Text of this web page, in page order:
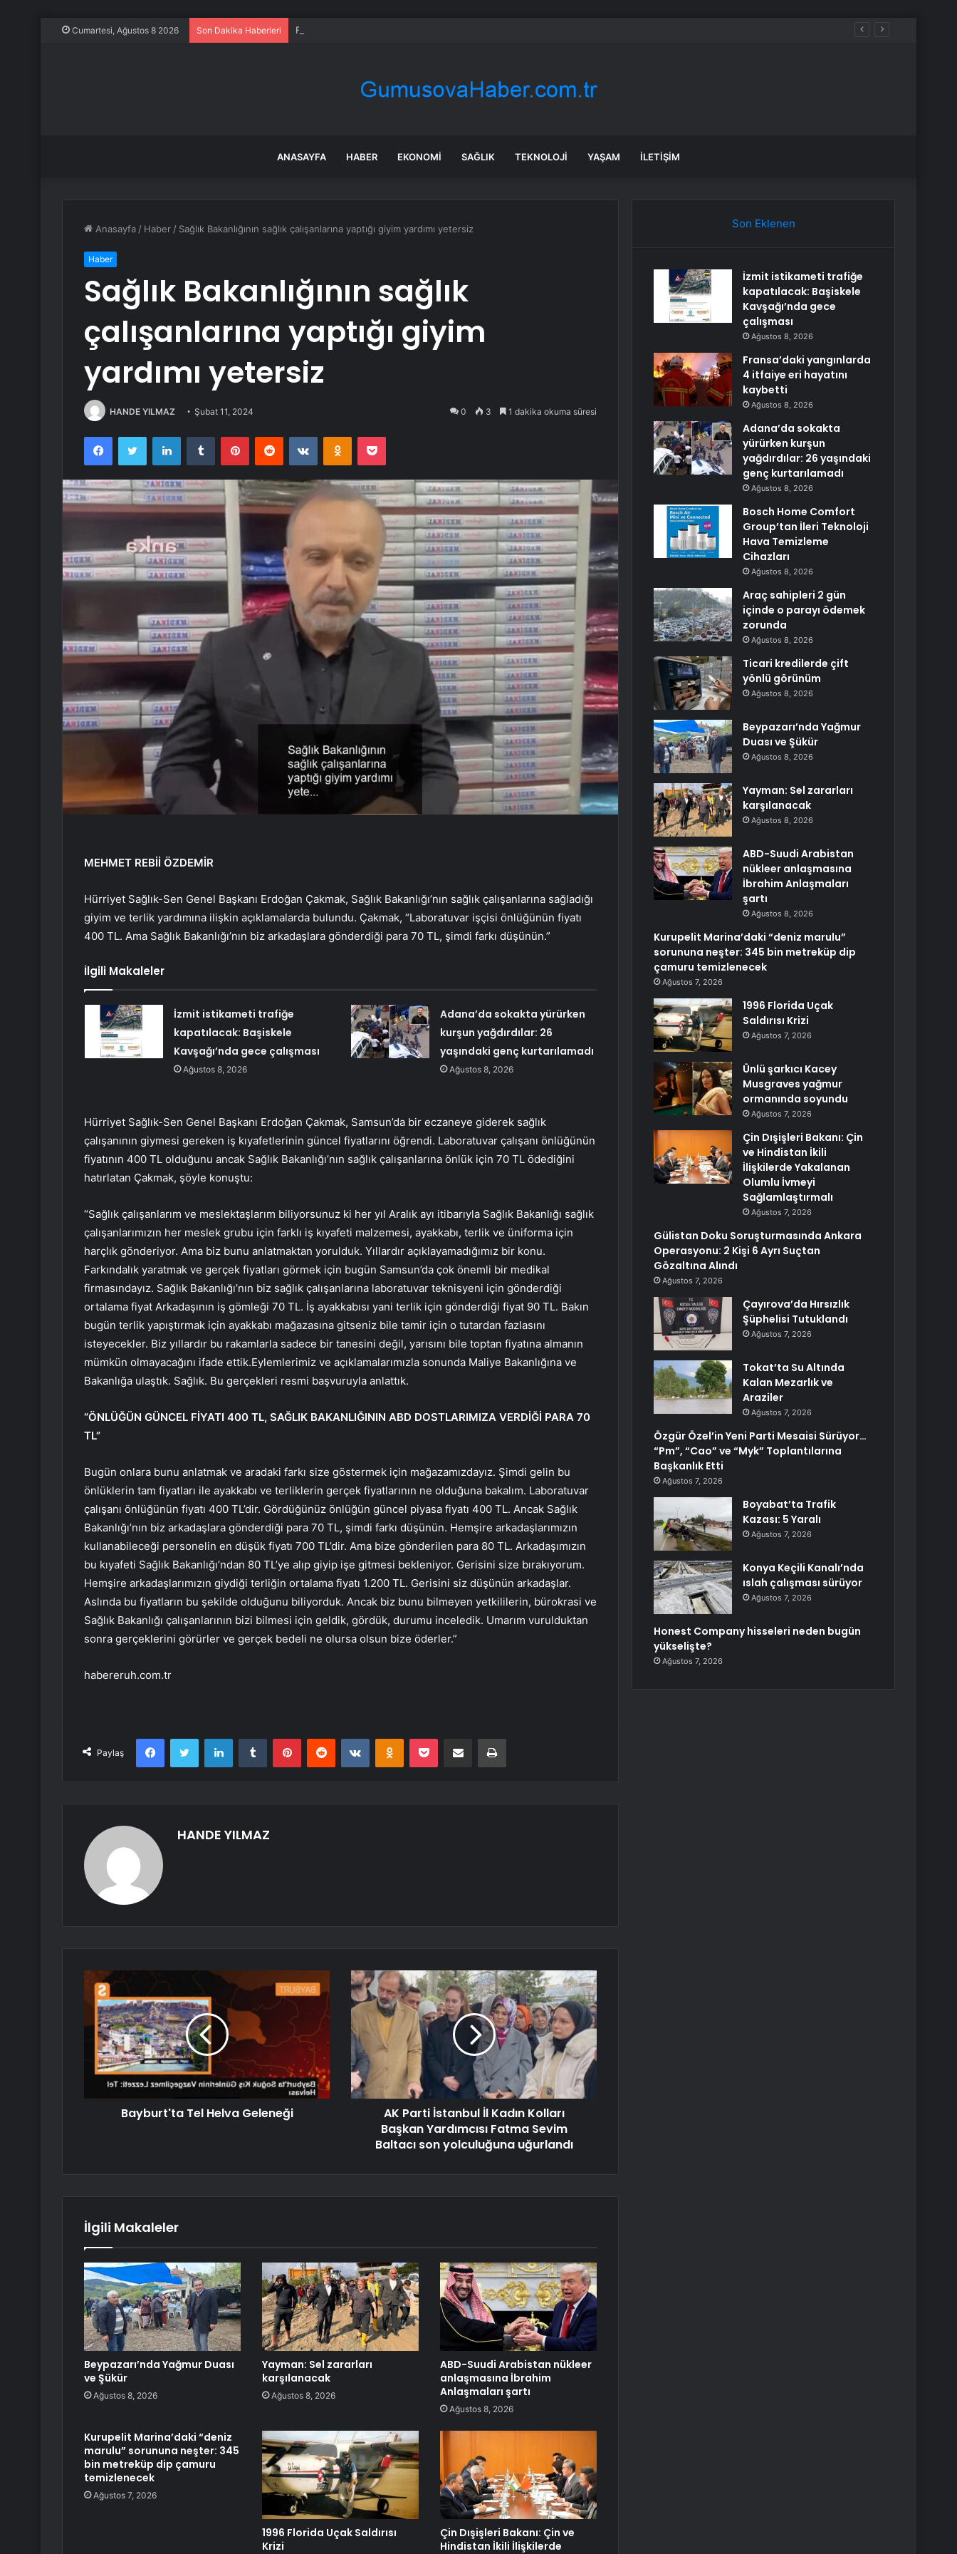
Cumartesi, Ağustos 8 2026 Son Dakika Haberleri Fransa’daki yangınlarda 4 itfaiye eri hayatını kaybetti
ANASAYFA HABER EKONOMI SAĞLIK TEKNOLOJI YAŞAM İLETIŞIM
Anasayfa / Haber / Sağlık Bakanlığının sağlık çalışanlarına yaptığı giyim yardımı yetersiz
Haber
Sağlık Bakanlığının sağlık
çalışanlarına yaptığı giyim
yardımı yetersiz
HANDE YILMAZ Şubat 11, 2024 0 3 1 dakika okuma süresi
FacebookTwitter LinkedInTumblr PinterestReddit VKontakteOdnoklassniki
Pocket
MEHMET REBİİ ÖZDEMİR
Hürriyet Sağlık-Sen Genel Başkanı Erdoğan Çakmak, Sağlık Bakanlığı’nın sağlık çalışanlarına sağladığı
giyim ve terlik yardımına ilişkin açıklamalarda bulundu. Çakmak, “Laboratuvar işçisi önlüğünün fiyatı
400 TL. Ama Sağlık Bakanlığı’nın biz arkadaşlara gönderdiği para 70 TL, şimdi farkı düşünün.”
İlgili Makaleler
İzmit istikameti trafiğe
kapatılacak: Başiskele
Kavşağı’nda gece çalışması
Ağustos 8, 2026
Adana’da sokakta yürürken
kurşun yağdırdılar: 26
yaşındaki genç kurtarılamadı
Ağustos 8, 2026
Hürriyet Sağlık-Sen Genel Başkanı Erdoğan Çakmak, Samsun’da bir eczaneye giderek sağlık
çalışanının giymesi gereken iş kıyafetlerinin güncel fiyatlarını öğrendi. Laboratuvar çalışanı önlüğünün
fiyatının 400 TL olduğunu ancak Sağlık Bakanlığı’nın sağlık çalışanlarına önlük için 70 TL ödediğini
hatırlatan Çakmak, şöyle konuştu:
“Sağlık çalışanlarım ve meslektaşlarım biliyorsunuz ki her yıl Aralık ayı itibarıyla Sağlık Bakanlığı sağlık
çalışanlarımızın her meslek grubu için farklı iş kıyafeti malzemesi, ayakkabı, terlik ve üniforma için
harçlık gönderiyor. Ama biz bunu anlatmaktan yorulduk. Yıllardır açıklayamadığımız bir konu.
Farkındalık yaratmak ve gerçek fiyatları görmek için bugün Samsun’da çok önemli bir medikal
firmasındayız. Sağlık Bakanlığı’nın biz sağlık çalışanlarına laboratuvar teknisyeni için gönderdiği
ortalama fiyat Arkadaşının iş gömleği 70 TL. İş ayakkabısı yani terlik için gönderdiği fiyat 90 TL. Bakın
bugün terlik yapıştırmak için ayakkabı mağazasına gitseniz bile tamir için o tutardan fazlasını
isteyecekler. Biz yıllardır bu rakamlarla sadece bir tanesini değil, yarısını bile toptan fiyatına almanın
mümkün olmayacağını ifade ettik.Eylemlerimiz ve açıklamalarımızla sonunda Maliye Bakanlığına ve
Bakanlığa ulaştık. Sağlık. Bu gerçekleri resmi başvuruyla anlattık.
“ÖNLÜĞÜN GÜNCEL FİYATI 400 TL, SAĞLIK BAKANLIĞININ ABD DOSTLARIMIZA VERDİĞİ PARA 70
TL”
Bugün onlara bunu anlatmak ve aradaki farkı size göstermek için mağazamızdayız. Şimdi gelin bu
önlüklerin tam fiyatları ile ayakkabı ve terliklerin gerçek fiyatlarının ne olduğuna bakalım. Laboratuvar
çalışanı önlüğünün fiyatı 400 TL’dir. Gördüğünüz önlüğün güncel piyasa fiyatı 400 TL. Ancak Sağlık
Bakanlığı’nın biz arkadaşlara gönderdiği para 70 TL, şimdi farkı düşünün. Hemşire arkadaşlarımızın
kullanabileceği personelin en düşük fiyatı 700 TL’dir. Ama bize gönderilen para 80 TL. Arkadaşımızın
bu kıyafeti Sağlık Bakanlığı’ndan 80 TL’ye alıp giyip işe gitmesi bekleniyor. Gerisini size bırakıyorum.
Hemşire arkadaşlarımızın giydiği terliğin ortalama fiyatı 1.200 TL. Gerisini siz düşünün arkadaşlar.
Aslında bu fiyatların bu şekilde olduğunu biliyorduk. Ancak biz bunu bilmeyen yetkililerin, bürokrasi ve
Sağlık Bakanlığı çalışanlarının bizi bilmesi için geldik, gördük, durumu inceledik. Umarım vurulduktan
sonra gerçeklerini görürler ve gerçek bedeli ne olursa olsun bize öderler.”
habereruh.com.tr
Paylaş
FacebookTwitter LinkedInTumblr PinterestReddit VKontakteOdnoklassniki
Pocket E-Posta ile paylaş Yazdır
HANDE YILMAZ
Bayburt'ta Tel Helva Geleneği
AK Parti İstanbul İl Kadın Kolları
Başkan Yardımcısı Fatma Sevim
Baltacı son yolculuğuna uğurlandı
İlgili Makaleler
Beypazarı’nda Yağmur Duası
ve Şükür
Ağustos 8, 2026
Yayman: Sel zararları
karşılanacak
Ağustos 8, 2026
ABD-Suudi Arabistan nükleer
anlaşmasına İbrahim
Anlaşmaları şartı
Ağustos 8, 2026
Kurupelit Marina’daki “deniz
marulu” sorununa neşter: 345
bin metreküp dip çamuru
temizlenecek
Ağustos 7, 2026
1996 Florida Uçak Saldırısı
Krizi
Çin Dışişleri Bakanı: Çin ve
Hindistan İkili İlişkilerde
Son Eklenen
İzmit istikameti trafiğe
kapatılacak: Başiskele
Kavşağı’nda gece
çalışması
Ağustos 8, 2026
Fransa’daki yangınlarda
4 itfaiye eri hayatını
kaybetti
Ağustos 8, 2026
Adana’da sokakta
yürürken kurşun
yağdırdılar: 26 yaşındaki
genç kurtarılamadı
Ağustos 8, 2026
Bosch Home Comfort
Group’tan İleri Teknoloji
Hava Temizleme
Cihazları
Ağustos 8, 2026
Araç sahipleri 2 gün
içinde o parayı ödemek
zorunda
Ağustos 8, 2026
Ticari kredilerde çift
yönlü görünüm
Ağustos 8, 2026
Beypazarı’nda Yağmur
Duası ve Şükür
Ağustos 8, 2026
Yayman: Sel zararları
karşılanacak
Ağustos 8, 2026
ABD-Suudi Arabistan
nükleer anlaşmasına
İbrahim Anlaşmaları
şartı
Ağustos 8, 2026
Kurupelit Marina’daki “deniz marulu”
sorununa neşter: 345 bin metreküp dip
çamuru temizlenecek
Ağustos 7, 2026
1996 Florida Uçak
Saldırısı Krizi
Ağustos 7, 2026
Ünlü şarkıcı Kacey
Musgraves yağmur
ormanında soyundu
Ağustos 7, 2026
Çin Dışişleri Bakanı: Çin
ve Hindistan İkili
İlişkilerde Yakalanan
Olumlu İvmeyi
Sağlamlaştırmalı
Ağustos 7, 2026
Gülistan Doku Soruşturmasında Ankara
Operasyonu: 2 Kişi 6 Ayrı Suçtan
Gözaltına Alındı
Ağustos 7, 2026
Çayırova’da Hırsızlık
Şüphelisi Tutuklandı
Ağustos 7, 2026
Tokat’ta Su Altında
Kalan Mezarlık ve
Araziler
Ağustos 7, 2026
Özgür Özel’in Yeni Parti Mesaisi Sürüyor…
“Pm”, “Cao” ve “Myk” Toplantılarına
Başkanlık Etti
Ağustos 7, 2026
Boyabat’ta Trafik
Kazası: 5 Yaralı
Ağustos 7, 2026
Konya Keçili Kanalı’nda
ıslah çalışması sürüyor
Ağustos 7, 2026
Honest Company hisseleri neden bugün
yükselişte?
Ağustos 7, 2026